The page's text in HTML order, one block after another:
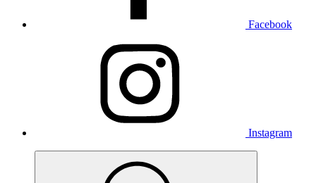
Facebook
Instagram